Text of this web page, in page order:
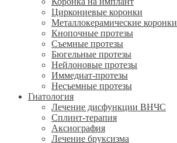
Циркониевые коронки
Металлокерамические коронки
Кнопочные протезы
Съемные протезы
Бюгельные протезы
Нейлоновые протезы
Иммедиат-протезы
Несъемные протезы
Гнатология
Лечение дисфункции ВНЧС
Сплинт-терапия
Аксиография
Лечение бруксизма